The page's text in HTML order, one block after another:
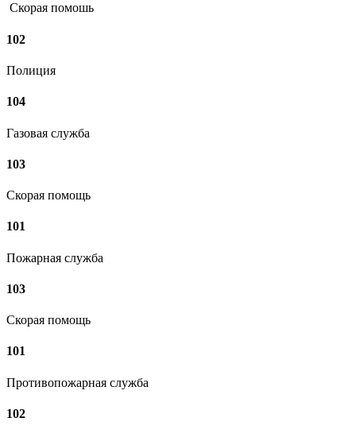
Скорая помошь
102
Полиция
104
Газовая служба
103
Скорая помощь
101
Пожарная служба
103
Скорая помощь
101
Противопожарная служба
102